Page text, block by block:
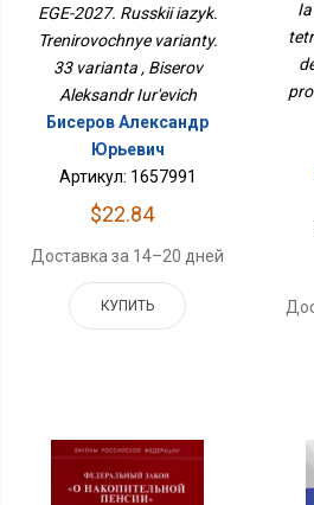
Варианты. 33 Варианта
EGE-2027. Russkii iazyk.
Trenirovochnye varianty.
33 varianta , Biserov
Aleksandr Iur'evich
Бисеров Александр
Юрьевич
Артикул: 1657991
$22.84
Доставка за 14–20 дней
КУПИТЬ